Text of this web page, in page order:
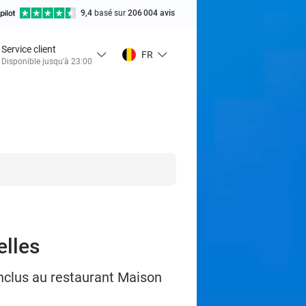
9,4 basé sur 206 004 avis
Service client
Disponible jusqu'à 23:00
FR
au restaurant Maison